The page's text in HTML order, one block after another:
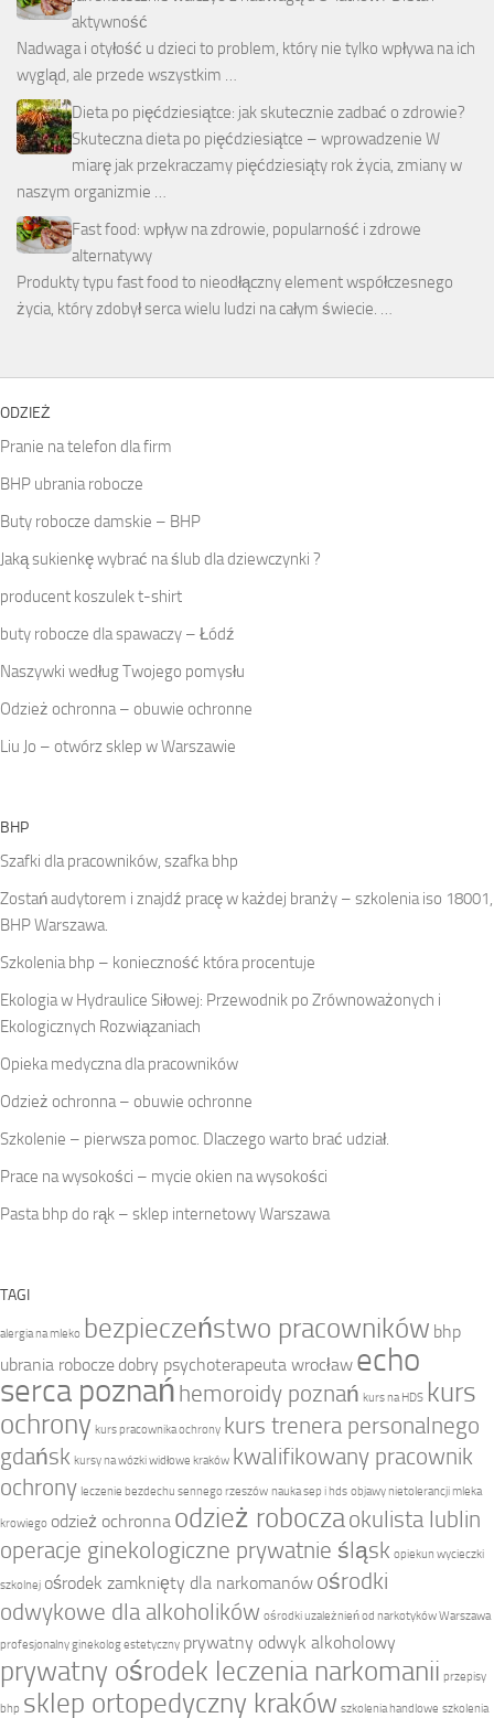
aktywność
Nadwaga i otyłość u dzieci to problem, który nie tylko wpływa na ich
wygląd, ale przede wszystkim …
Dieta po pięćdziesiątce: jak skutecznie zadbać o zdrowie?
Skuteczna dieta po pięćdziesiątce – wprowadzenie W
miarę jak przekraczamy pięćdziesiąty rok życia, zmiany w
naszym organizmie …
Fast food: wpływ na zdrowie, popularność i zdrowe
alternatywy
Produkty typu fast food to nieodłączny element współczesnego
życia, który zdobył serca wielu ludzi na całym świecie. …
ODZIEŻ
Pranie na telefon dla firm
BHP ubrania robocze
Buty robocze damskie – BHP
Jaką sukienkę wybrać na ślub dla dziewczynki ?
producent koszulek t-shirt
buty robocze dla spawaczy – Łódź
Naszywki według Twojego pomysłu
Odzież ochronna – obuwie ochronne
Liu Jo – otwórz sklep w Warszawie
BHP
Szafki dla pracowników, szafka bhp
Zostań audytorem i znajdź pracę w każdej branży – szkolenia iso 18001,
BHP Warszawa.
Szkolenia bhp – konieczność która procentuje
Ekologia w Hydraulice Siłowej: Przewodnik po Zrównoważonych i
Ekologicznych Rozwiązaniach
Opieka medyczna dla pracowników
Odzież ochronna – obuwie ochronne
Szkolenie – pierwsza pomoc. Dlaczego warto brać udział.
Prace na wysokości – mycie okien na wysokości
Pasta bhp do rąk – sklep internetowy Warszawa
TAGI
alergia na mleko bezpieczeństwo pracowników bhp
ubrania robocze dobry psychoterapeuta wrocław echo
serca poznań hemoroidy poznań kurs na HDS kurs
ochrony kurs pracownika ochrony kurs trenera personalnego
gdańsk kursy na wózki widłowe kraków kwalifikowany pracownik
ochrony leczenie bezdechu sennego rzeszów nauka sep i hds objawy nietolerancji mleka
krowiego odzież ochronna odzież roboczaokulista lublin
operacje ginekologiczne prywatnie śląsk opiekun wycieczki
szkolnej ośrodek zamknięty dla narkomanów ośrodki
odwykowe dla alkoholików ośrodki uzależnień od narkotyków Warszawa
profesjonalny ginekolog estetyczny prywatny odwyk alkoholowy
prywatny ośrodek leczenia narkomanii przepisy
bhp sklep ortopedyczny kraków szkolenia handlowe szkolenia